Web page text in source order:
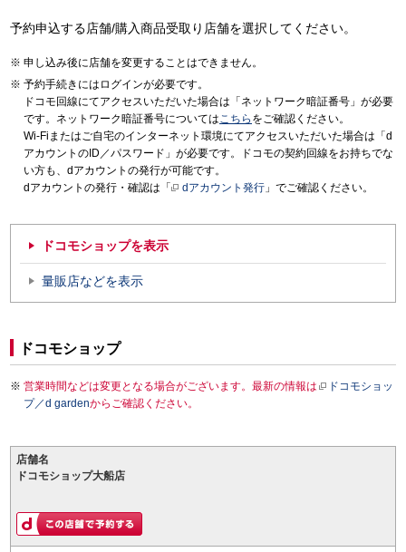
予約申込する店舗/購入商品受取り店舗を選択してください。
申し込み後に店舗を変更することはできません。
予約手続きにはログインが必要です。
ドコモ回線にてアクセスいただいた場合は「ネットワーク暗証番号」が必要
です。ネットワーク暗証番号についてはこちら をご確認ください。
Wi-Fiまたはご自宅のインターネット環境にてアクセスいただいた場合は「d
アカウントのID／パスワード」が必要です。ドコモの契約回線をお持ちでな
い方も、dアカウントの発行が可能です。
dアカウントの発行・確認は「
dアカウント発行 」でご確認ください。
ドコモショップを表示
量販店などを表示
ドコモショップ
営業時間などは変更となる場合がございます。最新の情報は
ドコモショッ
プ／d gardenからご確認ください。
店舗名
ドコモショップ大船店